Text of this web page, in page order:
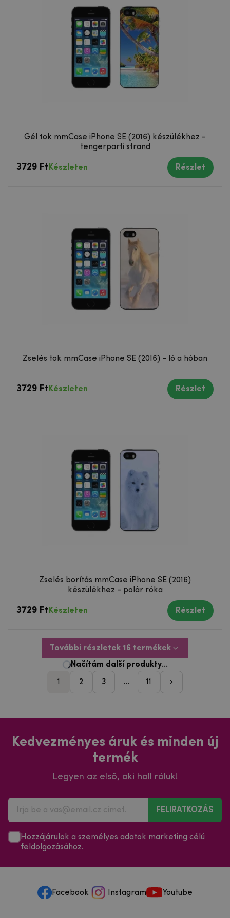
Gél tok mmCase iPhone SE (2016) készülékhez -
tengerparti strand
3729 Ft Készleten Részlet
Zselés tok mmCase iPhone SE (2016) - ló a hóban
3729 Ft Készleten Részlet
Zselés borítás mmCase iPhone SE (2016)
készülékhez - polár róka
3729 Ft Készleten Részlet
További részletek 16 termékek
...
termék
Legyen az első, aki hall róluk!
FELIRATKOZÁS
Hozzájárulok aszemélyes adatokmarketing célú
feldolgozásához.